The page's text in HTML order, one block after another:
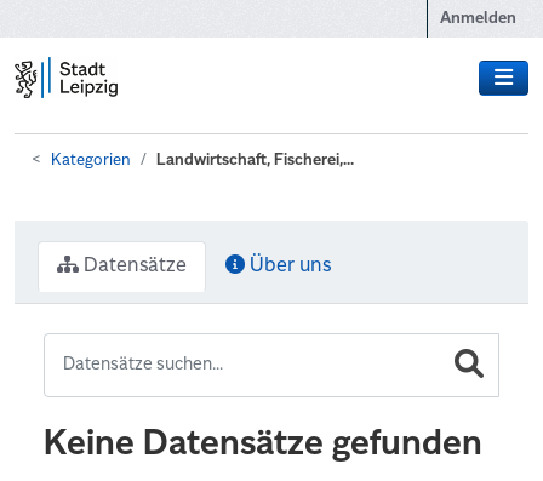
Anmelden
Kategorien Landwirtschaft, Fischerei,...
Datensätze Über uns
Keine Datensätze gefunden